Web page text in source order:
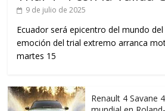
9 de julio de 2025
Ecuador será epicentro del mundo
emoción del trial extremo arranca
martes 15
Renault 4 Savane